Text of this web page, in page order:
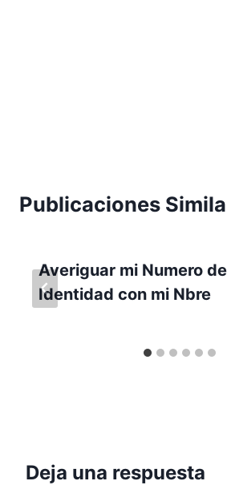
Publicaciones
Averiguar mi Numero
Identidad con mi Nbre
Deja una respuesta